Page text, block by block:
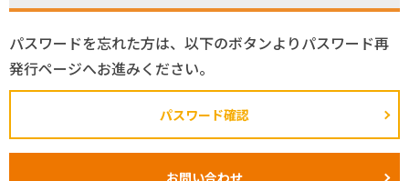
パスワードを忘れた方は、以下のボタンよりパスワード再
発行ページへお進みください。
パスワード確認